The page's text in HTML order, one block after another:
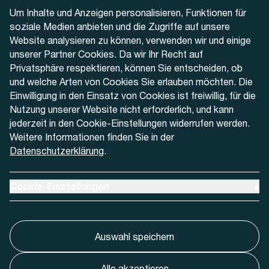
Um Inhalte und Anzeigen personalisieren, Funktionen für
soziale Medien anbieten und die Zugriffe auf unsere
Website analysieren zu können, verwenden wir und einige
unserer Partner Cookies. Da wir Ihr Recht auf
Privatsphäre respektieren, können Sie entscheiden, ob
und welche Arten von Cookies Sie erlauben möchten. Die
Einwilligung in den Einsatz von Cookies ist freiwillig, für die
Nutzung unserer Website nicht erforderlich, und kann
jederzeit in den Cookie-Einstellungen widerrufen werden.
Weitere Informationen finden Sie in der
Datenschutzerklärung.
Auswahl speichern
+41 32 622 37 22
Kontaktformular
Aktuell
Medien